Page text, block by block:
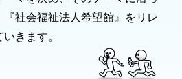
社会福祉法人希望館』をリレ
きます。